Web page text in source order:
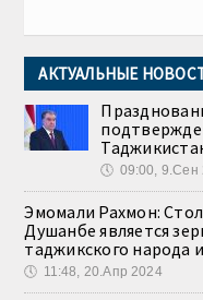
АКТУАЛЬНЫЕ
🕔 09:00, 9.Сен
Эмомали Рахмон:
Душанбе является
таджикского народа
🕔 11:48, 20.Апр 2024